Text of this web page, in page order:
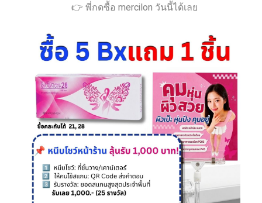
👉 พี่กดซื้อ mercilon วันนี้ได้เลย